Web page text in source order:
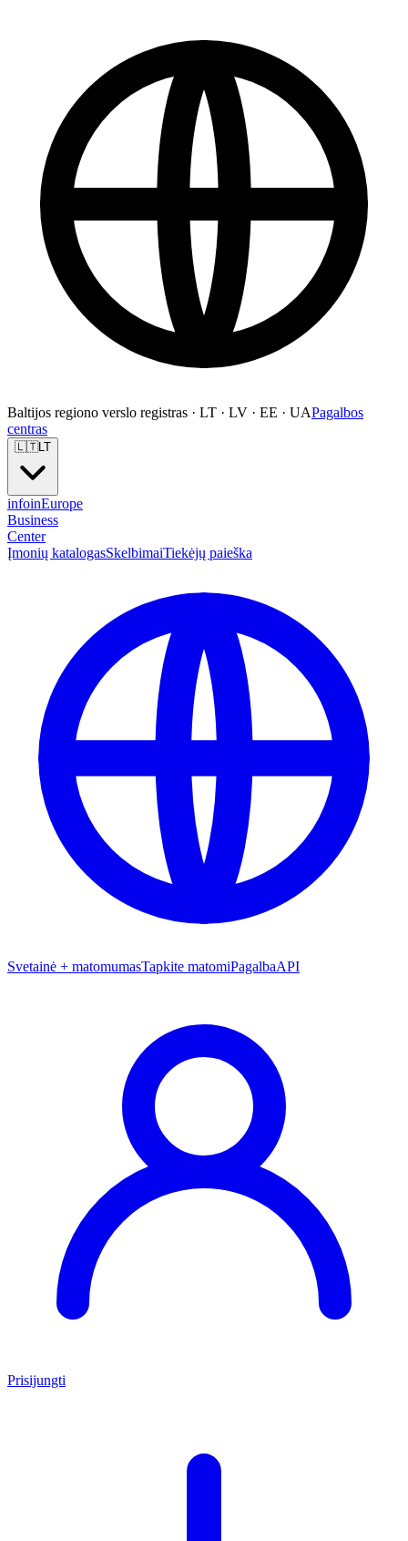
Baltijos regiono verslo registras · LT · LV · EE · UAPagalbos
centras
🇱🇹LT
infoinEurope
Business
Center
Įmonių katalogasSkelbimaiTiekėjų paieška
Svetainė + matomumasTapkite matomiPagalbaAPI
Prisijungti